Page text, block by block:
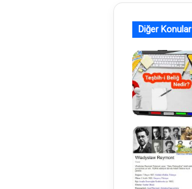
Diğer Konular